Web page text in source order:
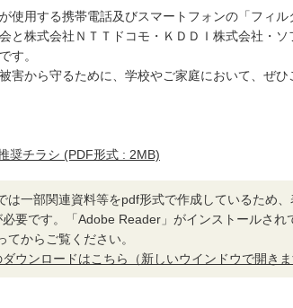
使用する携帯電話及びスマートフォンの「フィル
と株式会社ＮＴＴドコモ・ＫＤＤＩ株式会社・ソ
す。
害から守るために、学校やご家庭において、ぜひ
奨チラシ (PDF形式 : 2MB)
は一部関連資料等をpdf形式で作成しているため
必要です。「Adobe Reader」がインストールされ
てからご覧ください。
ダウンロードはこちら（新しいウインドウで開きま